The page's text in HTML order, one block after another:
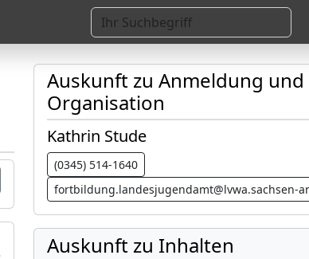
Auskunft zu Anmeldung und
Organisation
Kathrin Stude
(0345) 514-1640
fortbildung.landesjugendamt@lvwa.sachsen-
Auskunft zu Inhalten